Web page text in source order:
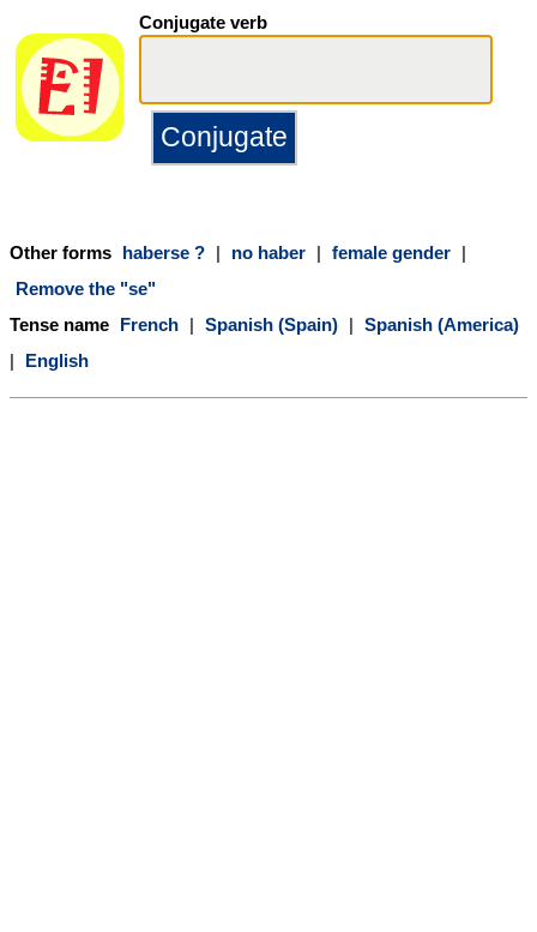
Conjugate verb
Other forms haberse ? | no haber | female gender |
Remove the "se"
Tense name French | Spanish (Spain) | Spanish (America)
|
English